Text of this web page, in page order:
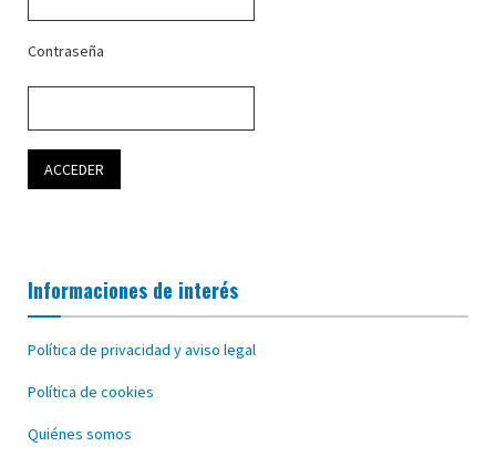
Contraseña
Informaciones de interés
Política de privacidad y aviso legal
Política de cookies
Quiénes somos